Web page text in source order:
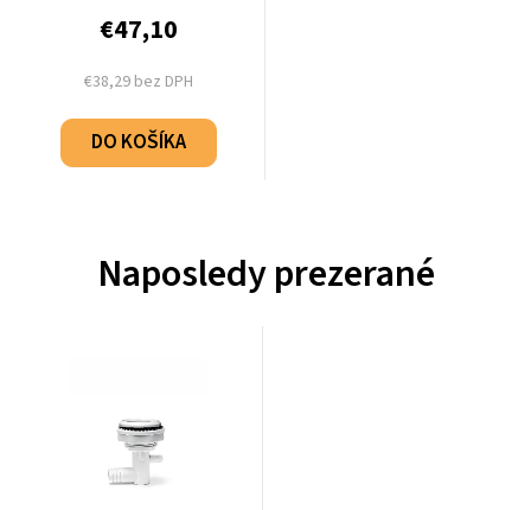
€38,29 bez DPH
€47,10
DO KOŠÍKA
Naposledy prezerané